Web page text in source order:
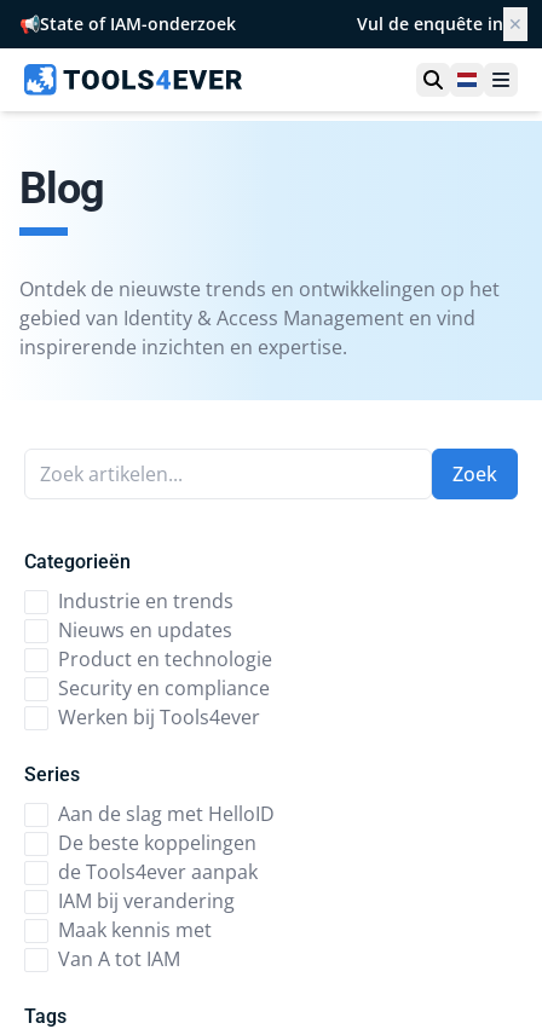
📢State of IAM-onderzoek Vul de enquête in ✕
Toon zoek
Blog
Ontdek de nieuwste trends en ontwikkelingen op het
gebied van Identity & Access Management en vind
inspirerende inzichten en expertise.
Zoek artikelen... Zoek
Categorieën
Industrie en trends
Nieuws en updates
Product en technologie
Security en compliance
Werken bij Tools4ever
Series
Aan de slag met HelloID
De beste koppelingen
de Tools4ever aanpak
IAM bij verandering
Maak kennis met
Van A tot IAM
Tags